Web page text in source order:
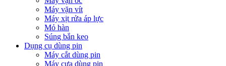
Máy vặn vít
Máy xịt rửa áp lực
Mỏ hàn
Súng bắn keo
Dụng cụ dùng pin
Máy cắt dùng pin
Máy cưa dùng pin